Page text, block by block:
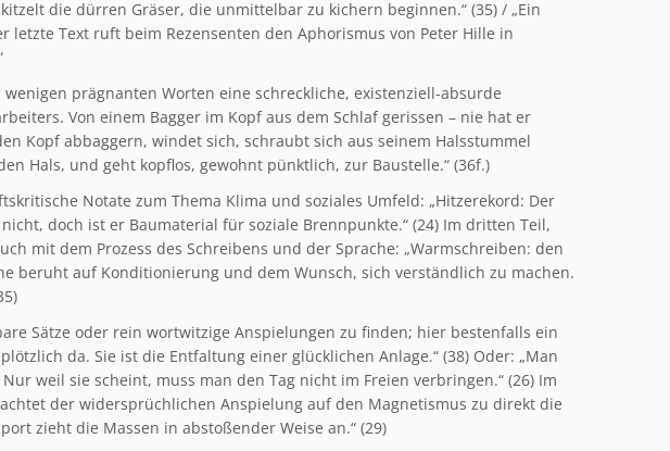
die dürren Gräser, die unmittelbar zu kichern beginnen.“ (35) / „Ein
letzte Text ruft beim Rezensenten den Aphorismus von Peter Hille in
prägnanten Worten eine schreckliche, existenziell-absurde
Von einem Bagger im Kopf aus dem Schlaf gerissen – nie hat er
Kopf abbaggern, windet sich, schraubt sich aus seinem Halsstummel
Hals, und geht kopflos, gewohnt pünktlich, zur Baustelle.“ (36f.)
Notate zum Thema Klima und soziales Umfeld: „Hitzerekord: Der
doch ist er Baumaterial für soziale Brennpunkte.“ (24) Im dritten Teil,
mit dem Prozess des Schreibens und der Sprache: „Warmschreiben: den
beruht auf Konditionierung und dem Wunsch, sich verständlich zu machen.
Sätze oder rein wortwitzige Anspielungen zu finden; hier bestenfalls ein
da. Sie ist die Entfaltung einer glücklichen Anlage.“ (38) Oder: „Man
weil sie scheint, muss man den Tag nicht im Freien verbringen.“ (26) Im
der widersprüchlichen Anspielung auf den Magnetismus zu direkt die
zieht die Massen in abstoßender Weise an.“ (29)